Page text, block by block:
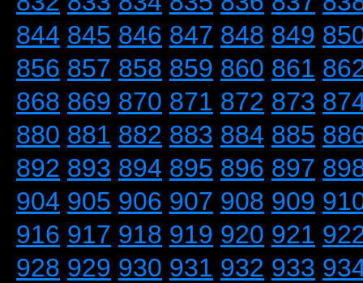
844 845 846 847 848 849
856 857 858 859 860 861
868 869 870 871 872 873
880 881 882 883 884 885
892 893 894 895 896 897
904 905 906 907 908 909
916 917 918 919 920 921
928 929 930 931 932 933